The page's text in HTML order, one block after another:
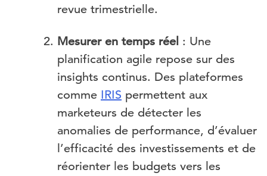
revue trimestrielle.
Mesurer en temps réel : Une
planification agile repose sur des
insights continus. Des plateformes
comme IRIS permettent aux
marketeurs de détecter les
anomalies de performance, d’évaluer
l’efficacité des investissements et de
réorienter les budgets vers les